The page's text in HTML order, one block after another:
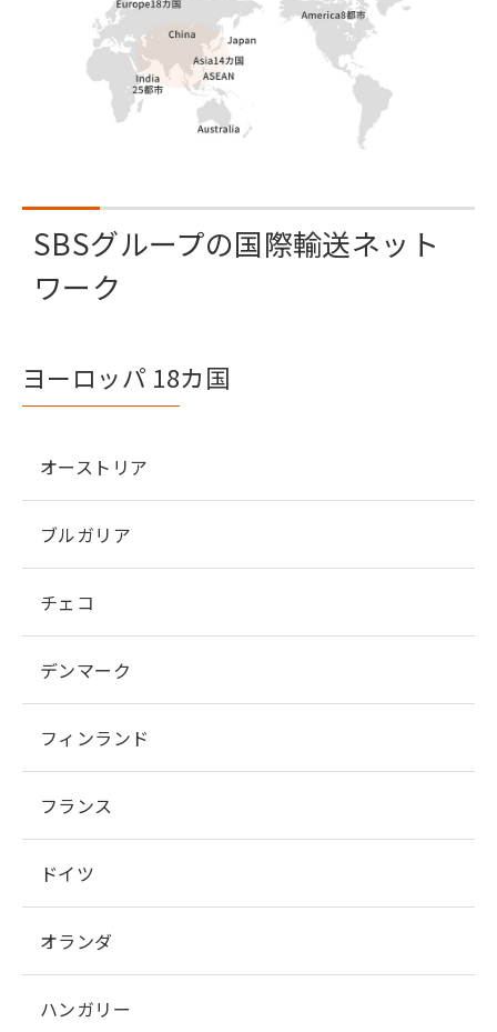
SBSグループの国際輸送ネット
ワーク
ヨーロッパ 18カ国
オーストリア
ブルガリア
チェコ
デンマーク
フィンランド
フランス
ドイツ
オランダ
ハンガリー